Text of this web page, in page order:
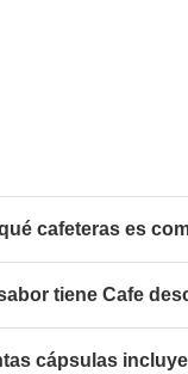
cafeteras es
tiene Cafe
cápsulas